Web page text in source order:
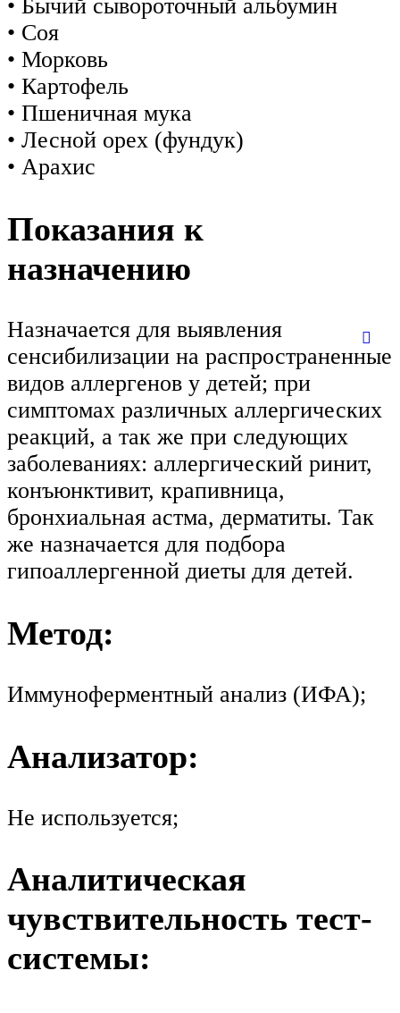
• Бычий сывороточный альбумин
• Соя
• Морковь
• Картофель
• Пшеничная мука
• Лесной орех (фундук)
• Арахис
Показания к
назначению
Назначается для выявления
сенсибилизации на распространенные
видов аллергенов у детей; при
симптомах различных аллергических
реакций, а так же при следующих
заболеваниях: аллергический ринит,
конъюнктивит, крапивница,
бронхиальная астма, дерматиты. Так
же назначается для подбора
гипоаллергенной диеты для детей.
Метод:
Иммуноферментный анализ (ИФА);
Анализатор:
Не используется;
Аналитическая
чувствительность тест-
системы: